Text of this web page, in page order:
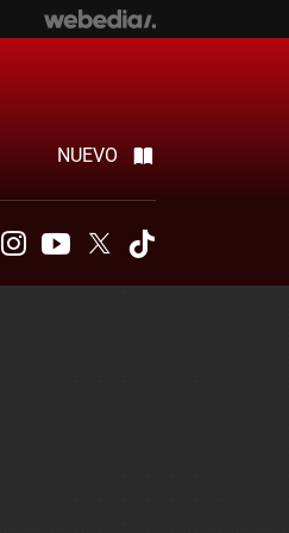
NUEVO
InstagramYoutubeTwitter